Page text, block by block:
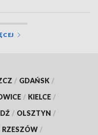
/ GDAŃSK /
/ KIELCE /
/ OLSZTYN /
RZESZÓW /